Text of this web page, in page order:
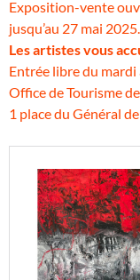
Exposition-vente
jusqu’au 27 mai 2025.
Les artistes vous
Entrée libre du
Office de Tourisme
1 place du Général